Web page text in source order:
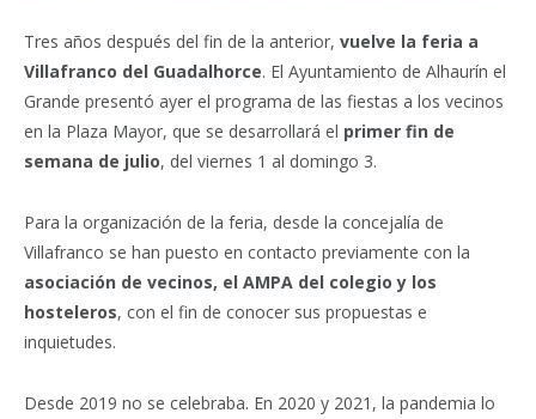
Tres años después del fin de la anterior, vuelve la feria a
Villafranco del Guadalhorce. El Ayuntamiento de Alhaurín el
Grande presentó ayer el programa de las fiestas a los vecinos
en la Plaza Mayor, que se desarrollará el primer fin de
semana de julio, del viernes 1 al domingo 3.
Para la organización de la feria, desde la concejalía de
Villafranco se han puesto en contacto previamente con la
asociación de vecinos, el AMPA del colegio y los
hosteleros, con el fin de conocer sus propuestas e
inquietudes.
Desde 2019 no se celebraba. En 2020 y 2021, la pandemia lo